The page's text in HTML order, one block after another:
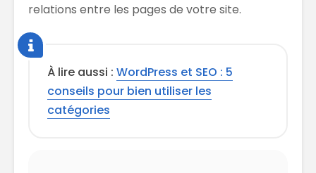
relations entre les pages de votre site.
À lire aussi : WordPress et SEO : 5
conseils pour bien utiliser les
catégories